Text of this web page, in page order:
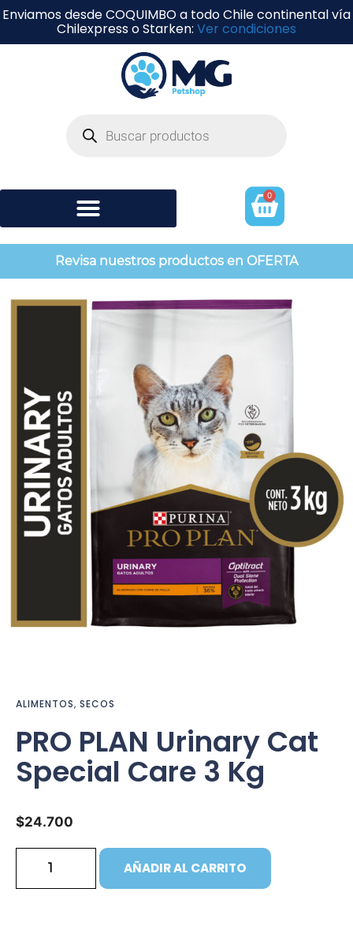
Enviamos desde COQUIMBO a todo Chile continental vía
Chilexpress o Starken: Ver condiciones
0
Revisa nuestros productos en OFERTA
ALIMENTOS, SECOS
PRO PLAN Urinary Cat
Special Care 3 Kg
$24.700
AÑADIR AL CARRITO